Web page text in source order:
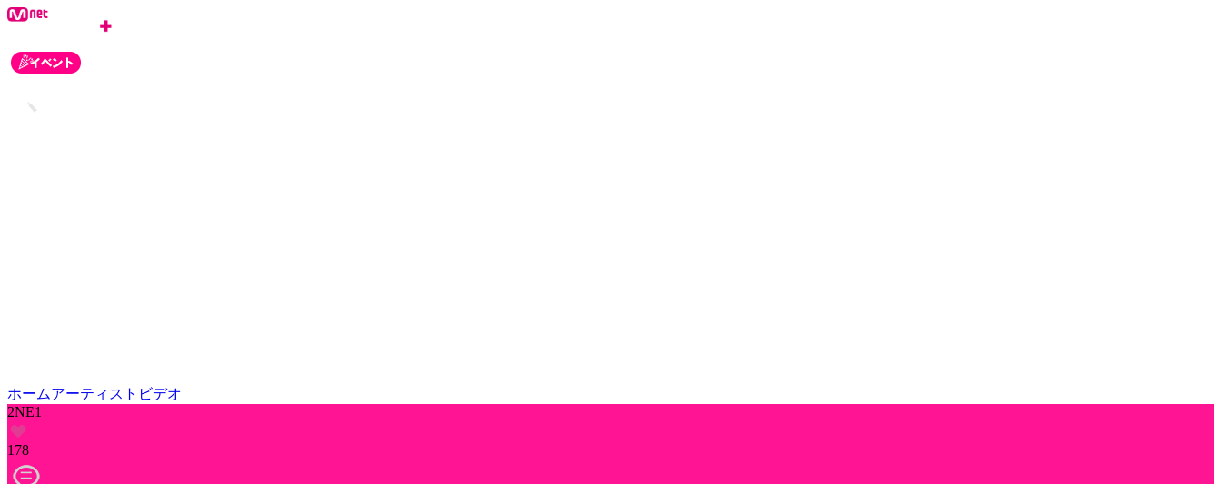
ホームアーティスト ビデオ
2NE1
178